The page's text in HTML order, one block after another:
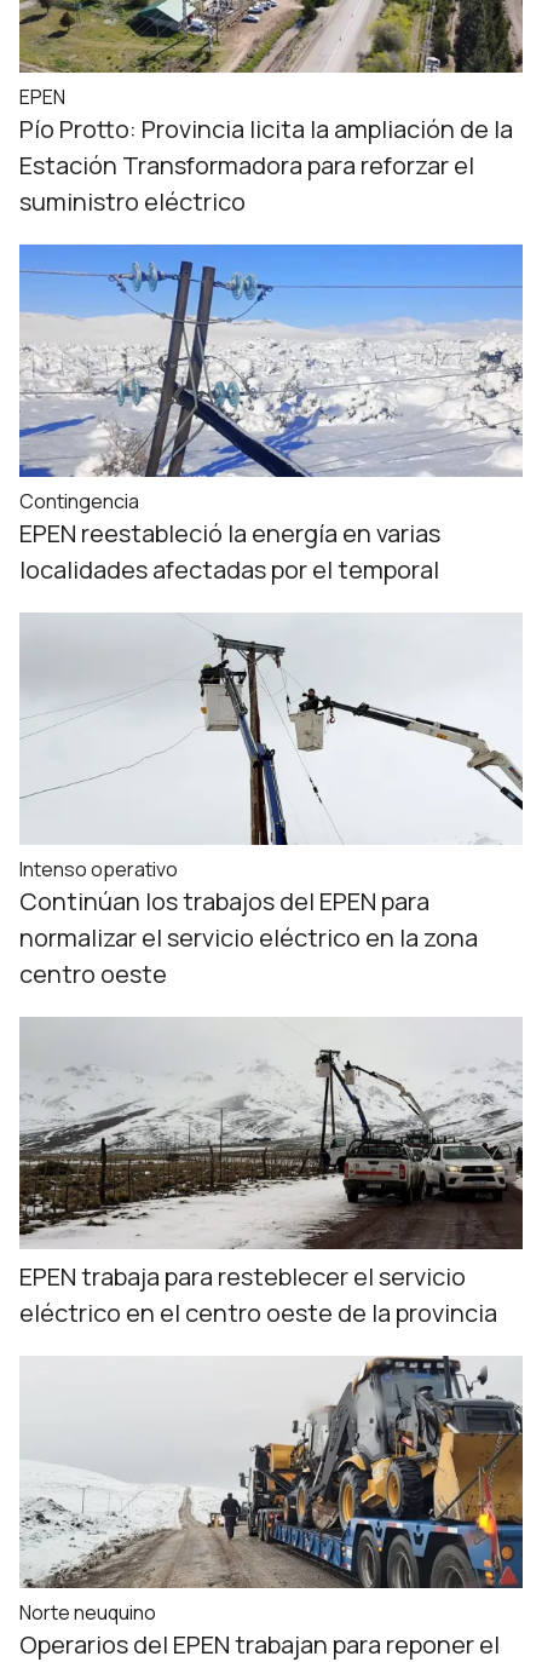
EPEN
Pío Protto: Provincia licita la ampliación de la
Estación Transformadora para reforzar el
suministro eléctrico
Contingencia
EPEN reestableció la energía en varias
localidades afectadas por el temporal
Intenso operativo
Continúan los trabajos del EPEN para
normalizar el servicio eléctrico en la zona
centro oeste
EPEN trabaja para resteblecer el servicio
eléctrico en el centro oeste de la provincia
Norte neuquino
Operarios del EPEN trabajan para reponer el